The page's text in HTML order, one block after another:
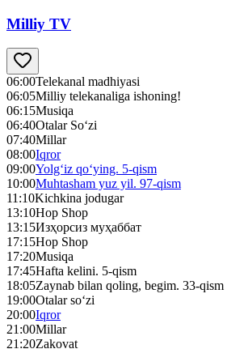
Milliy TV
06:00Telekanal madhiyasi
06:05Milliy telekanaliga ishoning!
06:15Musiqa
06:40Otalar So‘zi
07:40Millar
08:00Iqror
09:00Yolg‘iz qo‘ying. 5-qism
10:00Muhtasham yuz yil. 97-qism
11:10Kichkina jodugar
13:10Hop Shop
13:15Изҳорсиз муҳаббат
17:15Hop Shop
17:20Musiqa
17:45Hafta kelini. 5-qism
18:05Zaynab bilan qoling, begim. 33-qism
19:00Otalar so‘zi
20:00Iqror
21:00Millar
21:20Zakovat